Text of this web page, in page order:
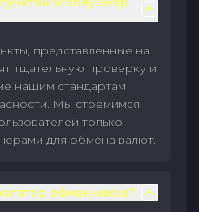
представленные на
тщательную проверку и
нашим стандартам
Мы стремимся
только
для обмена валют.
обменников?